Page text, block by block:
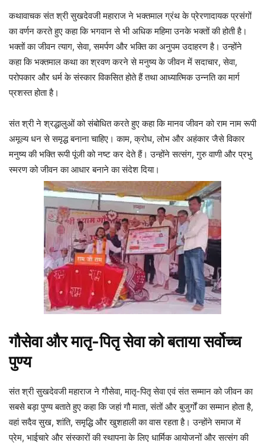
कथावाचक संत श्री सुखदेवजी महाराज ने भक्तमाल ग्रंथ के प्रेरणादायक प्रसंगों
का वर्णन करते हुए कहा कि भगवान से भी अधिक महिमा उनके भक्तों की होती है।
भक्तों का जीवन त्याग, सेवा, समर्पण और भक्ति का अनुपम उदाहरण है। उन्होंने
कहा कि भक्तमाल कथा का श्रवण करने से मनुष्य के जीवन में सदाचार, सेवा,
परोपकार और धर्म के संस्कार विकसित होते हैं तथा आध्यात्मिक उन्नति का मार्ग
प्रशस्त होता है।
संत श्री ने श्रद्धालुओं को संबोधित करते हुए कहा कि मानव जीवन को राम नाम रूपी
अमूल्य धन से समृद्ध बनाना चाहिए। काम, क्रोध, लोभ और अहंकार जैसे विकार
मनुष्य की भक्ति रूपी पूंजी को नष्ट कर देते हैं। उन्होंने सत्संग, गुरु वाणी और प्रभु
स्मरण को जीवन का आधार बनाने का संदेश दिया।
गौसेवा और मातृ-पितृ सेवा को बताया सर्वोच्च
पुण्य
संत श्री सुखदेवजी महाराज ने गौसेवा, मातृ-पितृ सेवा एवं संत सम्मान को जीवन का
सबसे बड़ा पुण्य बताते हुए कहा कि जहां गौ माता, संतों और बुजुर्गों का सम्मान होता है,
वहां सदैव सुख, शांति, समृद्धि और खुशहाली का वास रहता है। उन्होंने समाज में
प्रेम, भाईचारे और संस्कारों की स्थापना के लिए धार्मिक आयोजनों और सत्संग की